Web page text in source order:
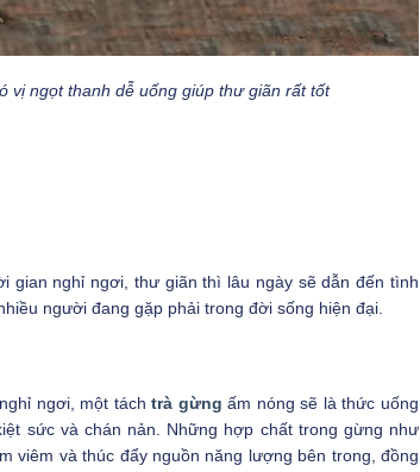
vị ngọt thanh dễ uống giúp thư giãn rất tốt
gian nghỉ ngơi, thư giãn thì lâu ngày sẽ dẫn đến tình
người đang gặp phải trong đời sống hiện đại.
ngơi, một táchtrà gừng ấm nóng sẽ là thức uống
sức và chán nản. Những hợp chất trong gừng như
viêm và thúc đẩy nguồn năng lượng bên trong, đồng